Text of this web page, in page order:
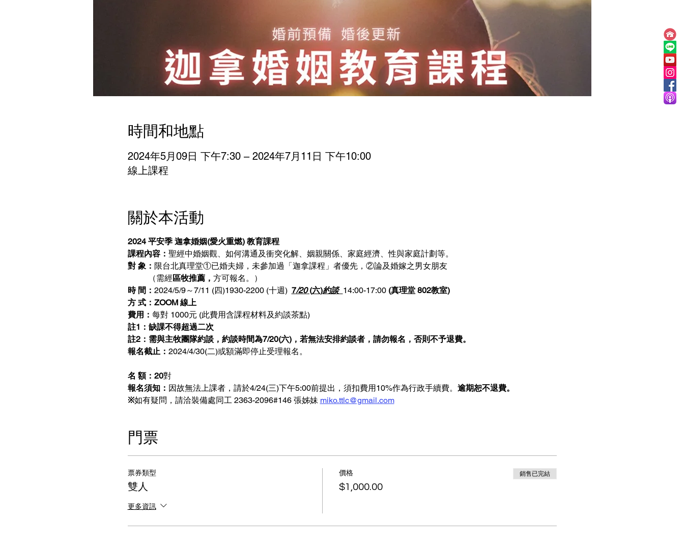
時間和地點
2024年5月09日 下午7:30 – 2024年7月11日 下午10:00
線上課程
關於本活動
2024 平安季 迦拿婚姻(愛火重燃) 教育課程
課程內容： 聖經中婚姻觀、如何溝通及衝突化解、姻親關係、家庭經濟、性與家庭計劃等。
對 象： 限台北真理堂①已婚夫婦，未參加過「迦拿課程」者優先，②論及婚嫁之男女朋友
（需經區牧推薦， 方可報名。）
時 間： 2024/5/9～7/11 (四)1930-2200 (十週) 7/20 (六)約談 14:00-17:00 (真理堂 802教室)
方 式：ZOOM 線上
費用： 每對 1000元 (此費用含課程材料及約談茶點)
註1：缺課不得超過二次
註2：需與主牧團隊約談，約談時間為7/20(六)，若無法安排約談者，請勿報名，否則不予退費。
報名截止： 2024/4/30(二)或額滿即停止受理報名。
名 額：20對
報名須知： 因故無法上課者，請於4/24(三)下午5:00前提出，須扣費用10%作為行政手續費。 逾期恕不退費。
※如有疑問，請洽裝備處同工 2363-2096#146 張姊妹 miko.ttlc@gmail.com
門票
票券類型
雙人
更多資訊
價格
$1,000.00
銷售已完結